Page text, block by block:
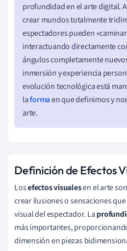
profundidad en el arte digital.
crear mundos totalmente
espectadores pueden
interactuando directamente
ángulos completamente
inmersión y experiencia
evolución tecnológica está
laformaen que definimos y
arte.
Definición de Efectos
Losefectos visualesen el arte
crear ilusiones o sensaciones
visual del espectador. La
más importantes,
dimensión en piezas